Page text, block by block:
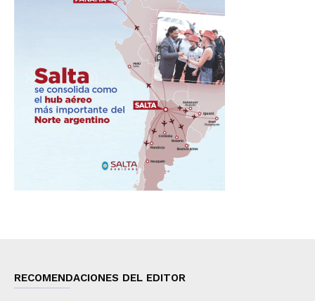
RECOMENDACIONES DEL EDITOR